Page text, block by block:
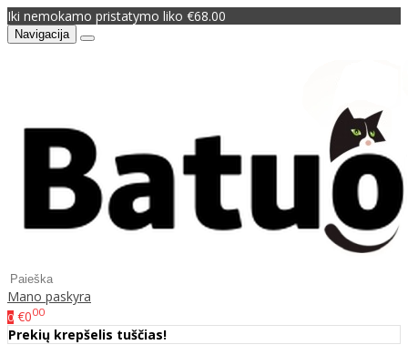
Iki nemokamo pristatymo liko €68.00
Navigacija
Mano paskyra
0 €000
Prekių krepšelis tuščias!